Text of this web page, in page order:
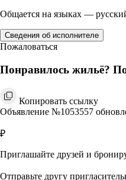
Общается на языках —
Сведения об исполнителе
Пожаловаться
Понравилось жильё?
Копировать ссылку
Объявление №1053557
₽
Приглашайте друзей и
Отправьте другу